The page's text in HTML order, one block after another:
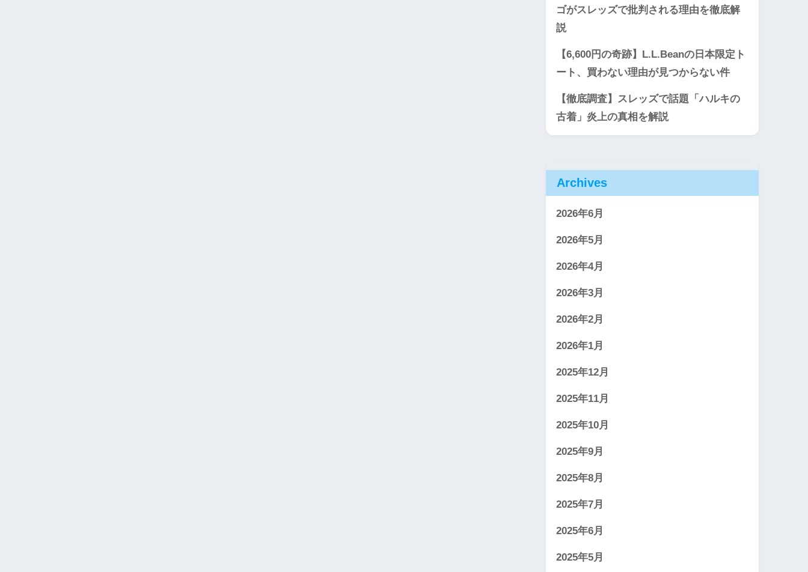
ゴがスレッズで批判される理由を徹底解
説
【6,600円の奇跡】L.L.Beanの日本限定ト
ート、買わない理由が見つからない件
【徹底調査】スレッズで話題「ハルキの
古着」炎上の真相を解説
Archives
2026年6月
2026年5月
2026年4月
2026年3月
2026年2月
2026年1月
2025年12月
2025年11月
2025年10月
2025年9月
2025年8月
2025年7月
2025年6月
2025年5月